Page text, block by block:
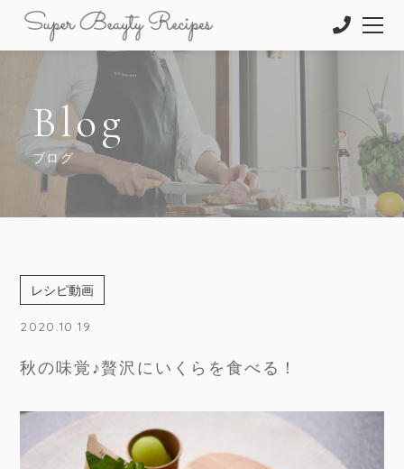
Blog
ブログ
レシピ動画
2020.10.19
秋の味覚♪贅沢にいくらを食べる！